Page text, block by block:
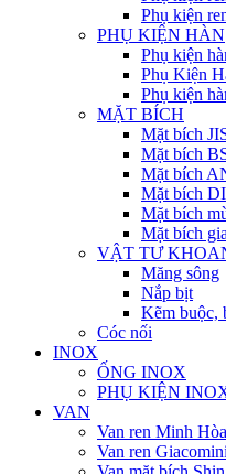
Phụ kiện
PHỤ KIỆN HÀN
Phụ kiện
Phụ Kiện
Phụ kiện
MẶT BÍCH
Mặt bích
Mặt bích
Mặt bích
Mặt bích
Mặt bích
Mặt bích
VẬT TƯ
Măng sông
Nắp bịt
Kẽm buộc,
Cóc nối
INOX
ỐNG INOX
PHỤ KIỆN
VAN
Van ren Minh Hòa
Van ren